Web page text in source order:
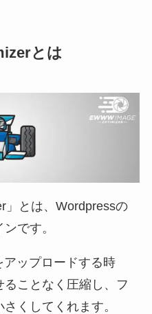
とは
」とは、Wordpressの
です。
ップロードする時
ことなく圧縮し、フ
くしてくれます。